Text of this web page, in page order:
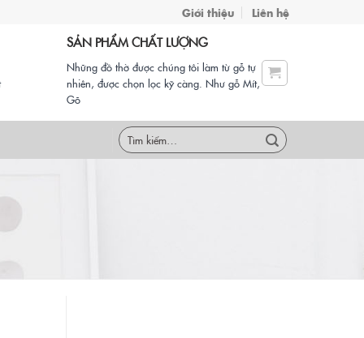
Giới thiệu Liên hệ
SẢN PHẨM CHẤT LƯỢNG
Những đồ thờ được chúng tôi làm từ gỗ tự
nhiên, được chọn lọc kỹ càng. Như gỗ Mít,
Gõ
Tìm
kiếm: